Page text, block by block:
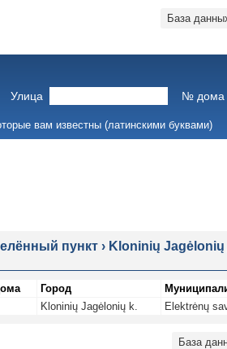
База
Улица № дома
вам известны (латинскими буквами)
пункт › Kloninių
Город
Kloninių Jagėlonių k. Elektrėnų
База